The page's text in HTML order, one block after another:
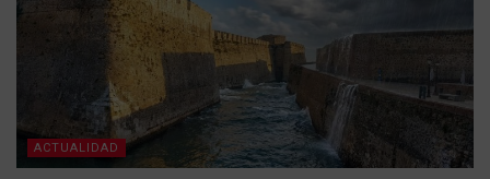
ACTUALIDAD